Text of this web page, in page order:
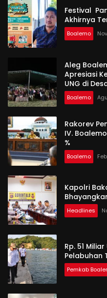
Festival
Akhirnya
Boalemo
Aleg
Apresiasi
UNG di
Boalemo
Rakorev
IV.
%
Boalemo
Kapolri
Headlines
Rp. 51
Pelabuhan
Pemkab